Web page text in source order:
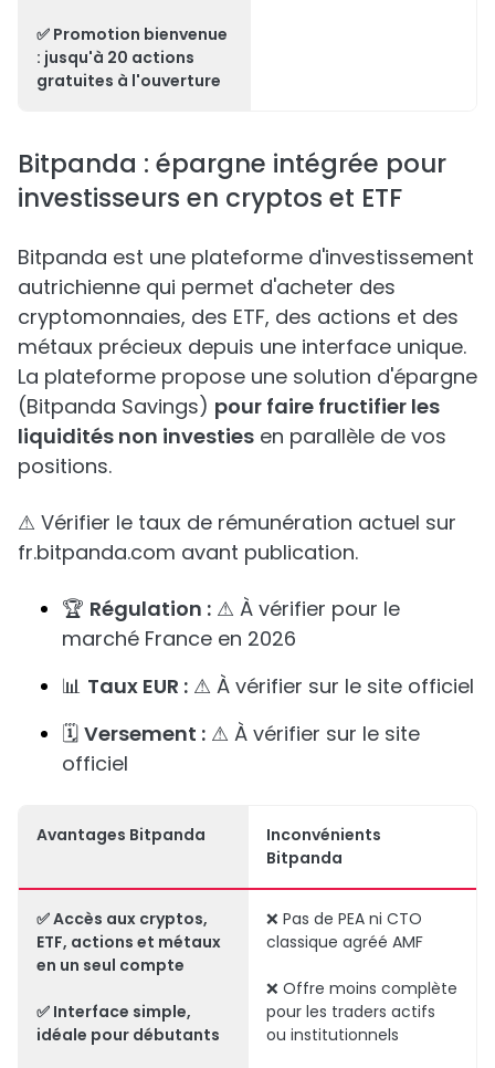
✅ Promotion bienvenue
: jusqu'à 20 actions
gratuites à l'ouverture
Bitpanda : épargne intégrée pour
investisseurs en cryptos et ETF
Bitpanda est une plateforme d'investissement
autrichienne qui permet d'acheter des
cryptomonnaies, des ETF, des actions et des
métaux précieux depuis une interface unique.
La plateforme propose une solution d'épargne
(Bitpanda Savings) pour faire fructifier les
liquidités non investies en parallèle de vos
positions.
⚠ Vérifier le taux de rémunération actuel sur
fr.bitpanda.com avant publication.
🏆 Régulation : ⚠ À vérifier pour le
marché France en 2026
📊 Taux EUR : ⚠ À vérifier sur le site officiel
🗓️ Versement : ⚠ À vérifier sur le site
officiel
Avantages Bitpanda
Inconvénients
Bitpanda
✅ Accès aux cryptos,
ETF, actions et métaux
en un seul compte
✅ Interface simple,
idéale pour débutants
❌ Pas de PEA ni CTO
classique agréé AMF
❌ Offre moins complète
pour les traders actifs
ou institutionnels